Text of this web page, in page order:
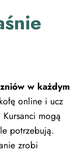
w każdym
online i ucz
mogą
potrzebują.
zrobi